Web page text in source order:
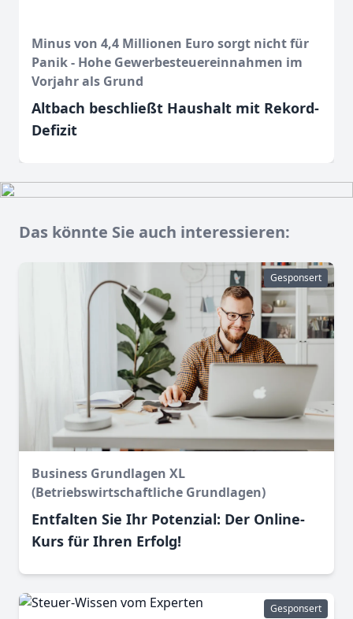
Minus von 4,4 Millionen Euro sorgt nicht für
Panik - Hohe Gewerbesteuereinnahmen im
Vorjahr als Grund
Altbach beschließt Haushalt mit Rekord-
Defizit
Das könnte Sie auch interessieren:
Gesponsert
Business Grundlagen XL
(Betriebswirtschaftliche Grundlagen)
Entfalten Sie Ihr Potenzial: Der Online-
Kurs für Ihren Erfolg!
Gesponsert